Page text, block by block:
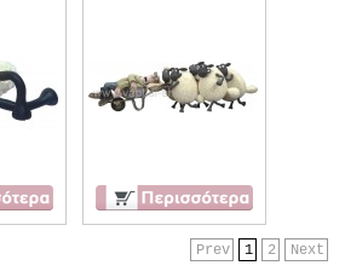
Next
2
1
Prev